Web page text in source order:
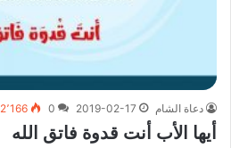
دعاة الشام 2019-02-17
0 2٬166
أيها الأب أنت قدوة فاتق الله